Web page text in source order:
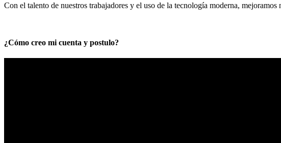
Con el talento de nuestros trabajadores y el uso de la tecnología moderna,
¿Cómo creo mi cuenta y postulo?